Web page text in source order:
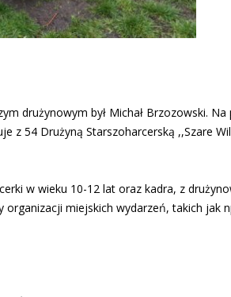
drużynowym był Michał Brzozowski.
54 Drużyną Starszoharcerską ,,Szare
w wieku 10-12 lat oraz kadra, z
miejskich wydarzeń, takich jak